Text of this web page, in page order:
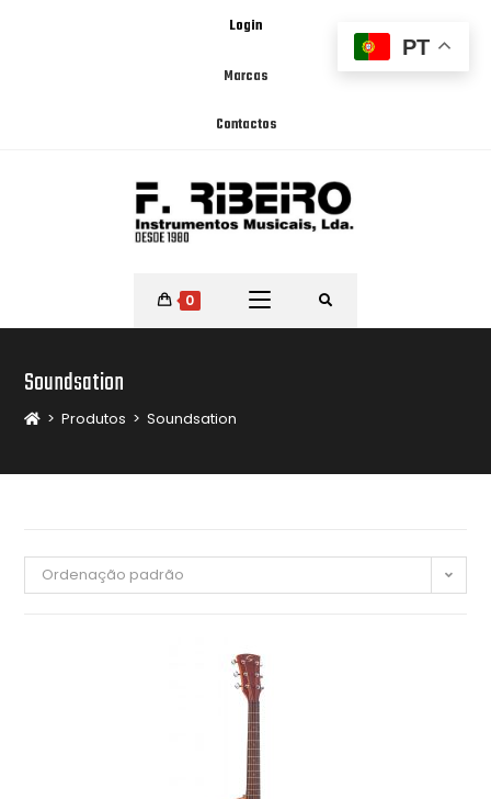
Login
Marcas
Contactos
0
Soundsation
> Produtos > Soundsation
Ordenação padrão
PT